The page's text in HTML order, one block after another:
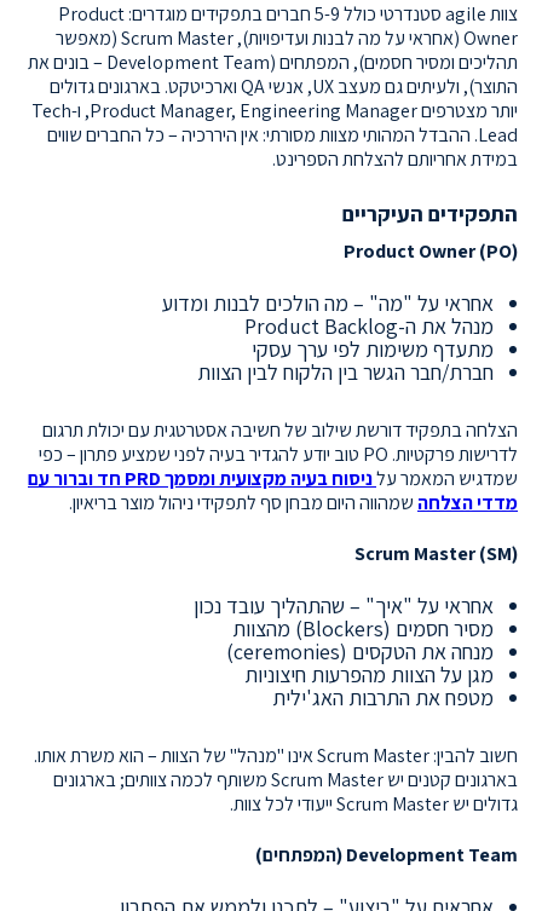
צוות agile סטנדרטי כולל 5-9 חברים בתפקידים מוגדרים: Product
Owner (אחראי על מה לבנות ועדיפויות), Scrum Master (מאפשר
תהליכים ומסיר חסמים), המפתחים (Development Team – בונים את
התוצר), ולעיתים גם מעצב UX, אנשי QA וארכיטקט. בארגונים גדולים
יותר מצטרפים Product Manager, Engineering Manager, ו-Tech
Lead. ההבדל המהותי מצוות מסורתי: אין היררכיה – כל החברים שווים
במידת אחריותם להצלחת הספרינט.
התפקידים העיקריים
Product Owner (PO)
אחראי על "מה" – מה הולכים לבנות ומדוע
מנהל את ה-Product Backlog
מתעדף משימות לפי ערך עסקי
חברת/חבר הגשר בין הלקוח לבין הצוות
הצלחה בתפקיד דורשת שילוב של חשיבה אסטרטגית עם יכולת תרגום
לדרישות פרקטיות. PO טוב יודע להגדיר בעיה לפני שמציע פתרון – כפי
שמדגיש המאמר על
ניסוח בעיה מקצועית ומסמך PRD חד וברור עם
מדדי הצלחה שמהווה היום מבחן סף לתפקידי ניהול מוצר בריאיון.
Scrum Master (SM)
אחראי על "איך" – שהתהליך עובד נכון
מסיר חסמים (Blockers) מהצוות
מנחה את הטקסים (ceremonies)
מגן על הצוות מהפרעות חיצוניות
מטפח את התרבות האג'ילית
חשוב להבין: Scrum Master אינו "מנהל" של הצוות – הוא משרת אותו.
בארגונים קטנים יש Scrum Master משותף לכמה צוותים; בארגונים
גדולים יש Scrum Master ייעודי לכל צוות.
Development Team (המפתחים)